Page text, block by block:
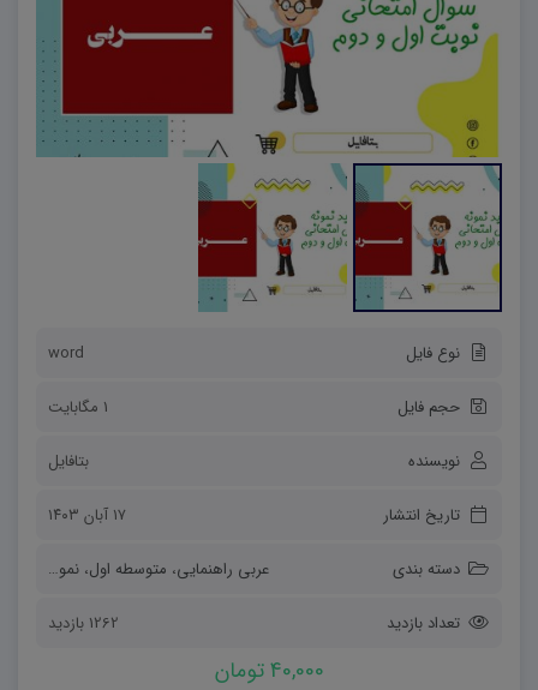
نوع فایل word
حجم فایل 1 مگابایت
نویسنده بتافایل
تاریخ انتشار ۱۷ آبان ۱۴۰۳
دسته بندی عربی راهنمایی، متوسطه اول، نمونه سوالات
تعداد بازدید 1262 بازدید
40,000 تومان